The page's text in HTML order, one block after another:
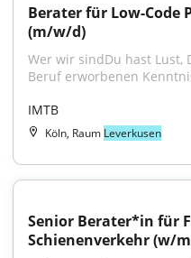
Berater für Low-Code
(m/w/d)
Wer wir sindDu hast
Beruf erworbenen
IMTB
Köln, Raum Leverkusen
Senior Berater*in für
Schienenverkehr (w/